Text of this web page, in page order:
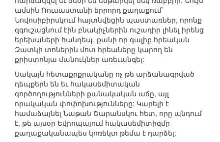
ամսին Ռուսաստանի երրորդ քաղաքում`
Նովոսիբիրսկում հայտնվեցին պաստառներ, որոնք
զգուշացնում էին բնակիչներին ուշադիր լինել իրենց
երեխաների հանդեպ, քանի որ գալիք հրեական
Զատկի տոներին մոտ հրեաները կարող են
քրիստոնյա մանուկներ առեւանգել:
Սակայն հետաքրքրականը ոչ թե արձանագրված
դեպքերն են եւ հակասեմիտական
գործողությունների քանակական աճը, այլ
որակական փոփոխությունները: Կարելի է
համաձայնել Նաթան Շարանսկու հետ, որը պնդում
է, թե այսօր Եվրոպայում հակասեմիտիզմը
քաղաքականապես կոռեկտ թեմա է դարձել: